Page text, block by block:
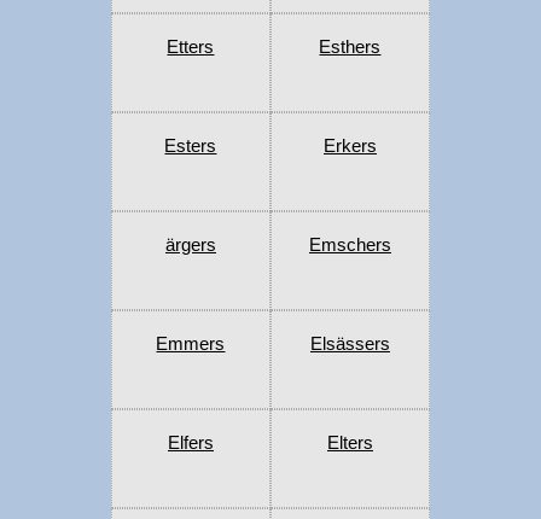
Etters Esthers
Esters Erkers
ärgers Emschers
Emmers Elsässers
Elfers Elters